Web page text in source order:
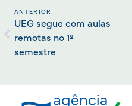
ANTERIOR
UEG segue com aulas
remotas no 1º
semestre